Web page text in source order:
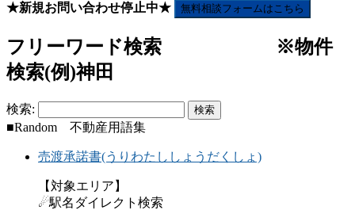
★新規お問い合わせ停止中★ 無料相談フォームはこちら
フリーワード検索 ※物件
検索(例)神田
検索:
■Random 不動産用語集
売渡承諾書(うりわたししょうだくしょ)
【対象エリア】
☄駅名ダイレクト検索